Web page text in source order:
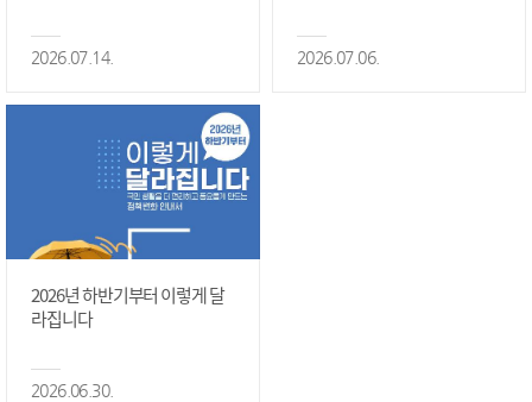
2026.07.14. 2026.07.06.
2026년 하반기부터 이렇게 달
라집니다
2026.06.30.